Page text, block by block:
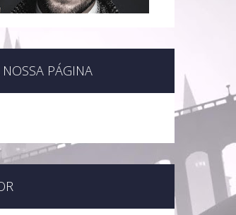
PÁGINA